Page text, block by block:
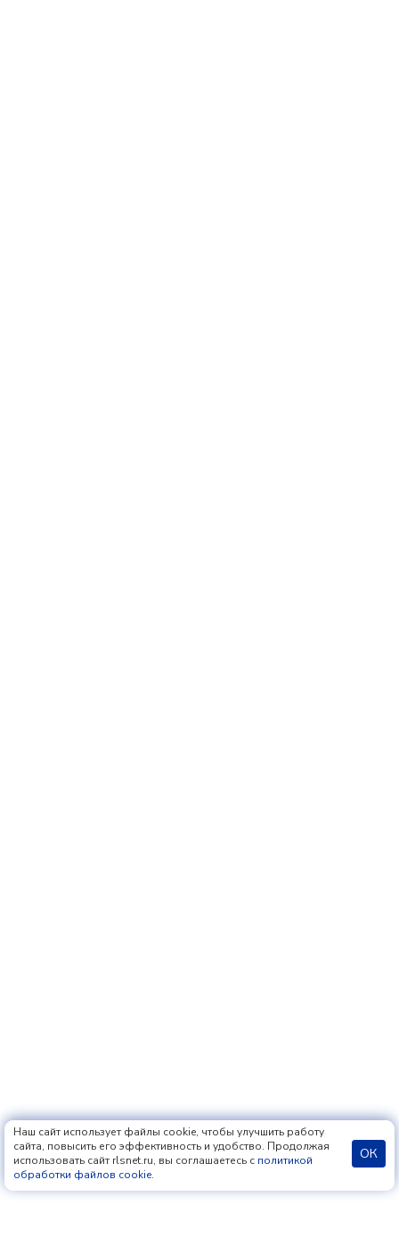
Наш сайт использует файлы cookie, чтобы улучшить работу
сайта, повысить его эффективность и удобство. Продолжая
использовать сайт rlsnet.ru, вы соглашаетесь с политикой
обработки файлов cookie.
ОК